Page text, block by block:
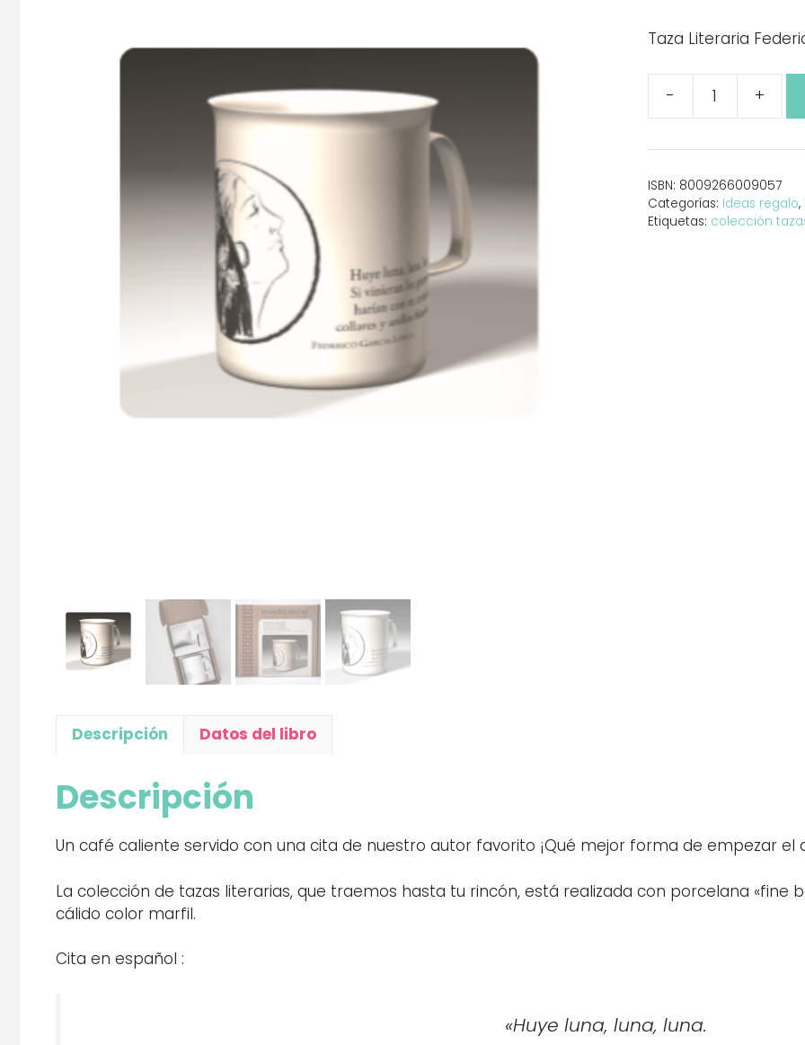
Taza Literaria
-
Federico
Lorca
cantidad
+
ISBN: 8009266009057
Categorías: Ideas regalo,
Etiquetas: colección
Descripción Datos del libro
Descripción
Un café caliente servido con una cita de nuestro autor favorito ¡Qué mejor forma de empezar el
La colección de tazas literarias, que traemos hasta tu rincón, está realizada con porcelana «fine
cálido color marfil.
Cita en español :
«Huye luna, luna, luna.